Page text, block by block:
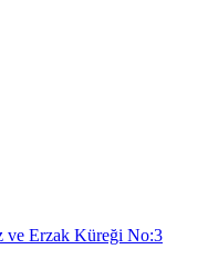
ve Erzak Küreği No:3